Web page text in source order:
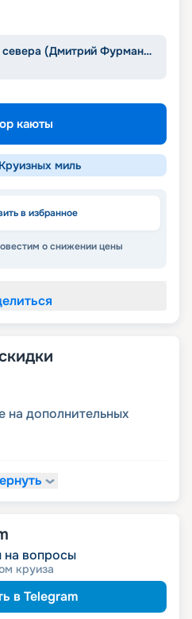
Симфония севера (Дмитрий Фурманов)
каюты
миль
в избранное
о снижении цены
на дополнительных
на вопросы
круиза
в Telegram